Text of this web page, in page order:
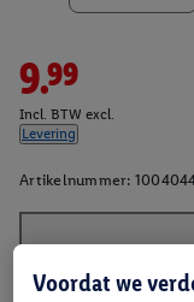
9.99
Incl. BTW excl.
Levering
Artikelnummer:
Voordat we